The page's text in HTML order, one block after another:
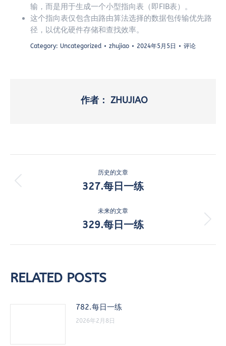
输，而是用于生成一个小型指向表（即FIB表）。
这个指向表仅包含由路由算法选择的数据包传输优先路
径，以优化硬件存储和查找效率。
Category: Uncategorized zhujiao 2024年5月5日 评论
作者： ZHUJIAO
章
历史的文章
历
的
文
章：
327.每日一练
未来的文章
未
的
329.每日一练
RELATED POSTS
782.每日一练
2026年2月8日